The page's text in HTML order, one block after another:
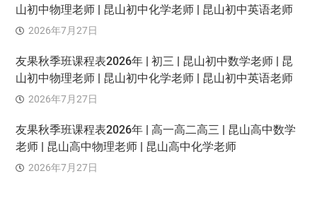
山初中物理老师 | 昆山初中化学老师 | 昆山初中英语老师
2026年7月27日
友果秋季班课程表2026年 | 初三 | 昆山初中数学老师 | 昆
山初中物理老师 | 昆山初中化学老师 | 昆山初中英语老师
2026年7月27日
友果秋季班课程表2026年 | 高一高二高三 | 昆山高中数学
老师 | 昆山高中物理老师 | 昆山高中化学老师
2026年7月27日